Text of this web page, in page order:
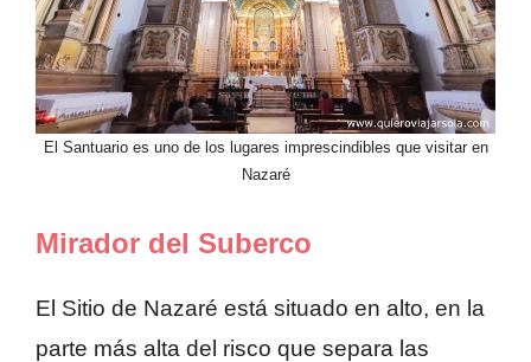
El Santuario es uno de los lugares imprescindibles que visitar en
Nazaré
Mirador del Suberco
El Sitio de Nazaré está situado en alto, en la
parte más alta del risco que separa las